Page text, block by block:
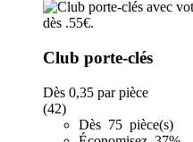
Club porte-clés
Dès 0,35 par pièce
(42)
Dès 75 pièce(s)